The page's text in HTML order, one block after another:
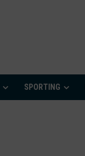
SPORTING